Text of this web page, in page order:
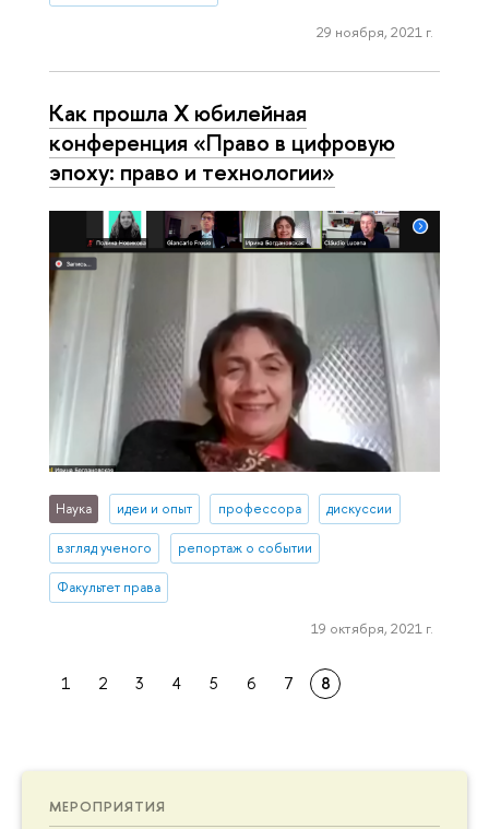
МЕРОПРИЯТИЯ
29 ноября, 2021 г.
Как прошла X юбилейная
конференция «Право в цифровую
эпоху: право и технологии»
Наука идеи и опыт профессора дискуссии
взгляд ученого репортаж о событии
Факультет права
19 октября, 2021 г.
1 2 3 4 5 6 7 8